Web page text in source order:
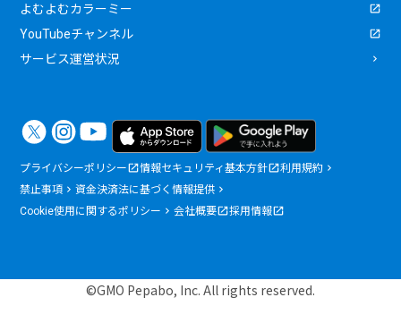
よむよむカラーミー
YouTubeチャンネル
サービス運営状況
プライバシーポリシー 情報セキュリティ基本方針
利用規約
禁止事項
資金決済法に基づく情報提供
Cookie使用に関するポリシー
会社概要 採用情報
©GMO Pepabo, Inc. All rights reserved.